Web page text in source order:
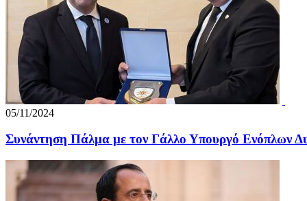
05/11/2024
Συνάντηση Πάλμα με τον Γάλλο Υπουργό Ενόπλων